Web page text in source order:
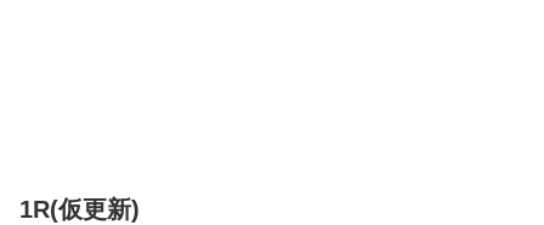
1R(仮更新)